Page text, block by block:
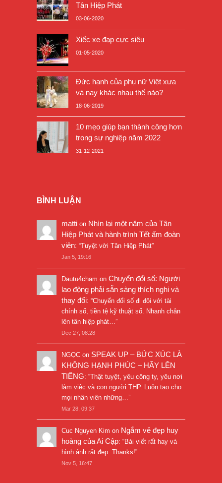
Tân Hiệp Phát
03-06-2020
Xiếc xe đạp cực siêu
01-05-2020
Đức hạnh của phụ nữ Việt xưa
và nay khác nhau thế nào?
18-06-2019
10 mẹo giúp bạn thành công hơn
trong sự nghiệp năm 2022
31-12-2021
BÌNH LUẬN
matti on Nhìn lại một năm của Tân
Hiệp Phát và hành trình Tết ấm đoàn
viên: “Tuyệt vời Tân Hiệp Phát”
Jan 5, 19:16
Dautu4cham on Chuyển đổi số: Người
lao động phải sẵn sàng thích nghi và
thay đổi: “Chuyển đổi số đi đôi với tài
chính số, tiền tệ kỹ thuật số. Nhanh chân
lên tân hiệp phát… ”
Dec 27, 08:28
NGỌC on SPEAK UP – BỨC XÚC LÀ
KHÔNG HẠNH PHÚC – HÃY LÊN
TIẾNG: “Thật tuyệt, yêu công ty, yêu nơi
làm việc và con người THP. Luôn tạo cho
mọi nhân viên những… ”
Mar 28, 09:37
Cuc Nguyen Kim on Ngắm vẻ đẹp huy
hoàng của Ai Cập: “Bài viết rất hay và
hình ảnh rất đẹp. Thanks!”
Nov 5, 16:47